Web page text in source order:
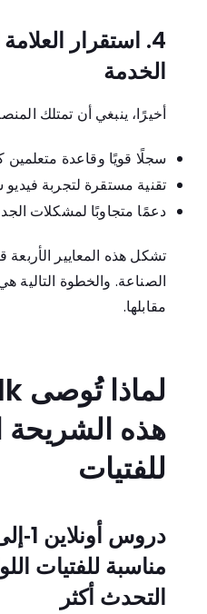
4. استقرار
الخدمة
أخيرًا، ينبغي أن تمتلك
سجلًا قويًا وقاعدة متعلمين
تقنية مستقرة لتجربة
دعمًا متجاوبًا لمشكلات
تشكل هذه المعايير
الصناعة. والخطوة التالية
مقابلها.
لماذا تُوصى
هذه الشريحة
للفتيات
مناسبة للفتيات
التحدث أكثر